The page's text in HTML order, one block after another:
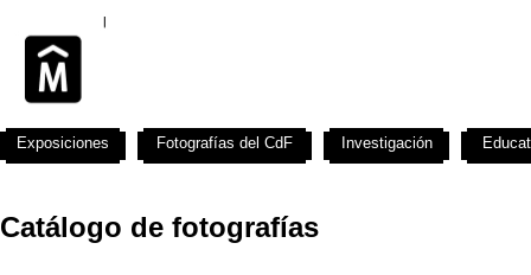
Catálogo de fotografías
Exposiciones Fotografías del CdF Investigación